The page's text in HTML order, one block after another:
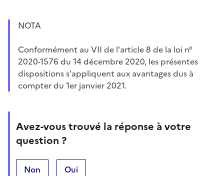
NOTA
Conformément au VII de l'article 8 de la loi n°
2020-1576 du 14 décembre 2020, les présentes
dispositions s'appliquent aux avantages dus à
compter du 1er janvier 2021.
Avez-vous trouvé la réponse à votre
question ?
Non Oui